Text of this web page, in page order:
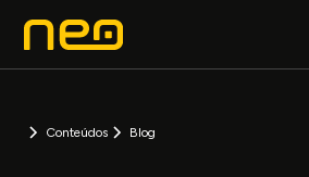
Conteúdos Blog